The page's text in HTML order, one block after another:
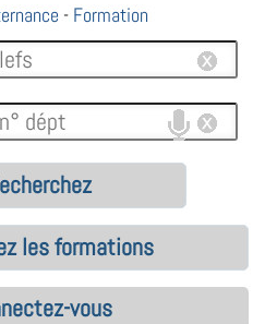
- Formation
les formations
vous